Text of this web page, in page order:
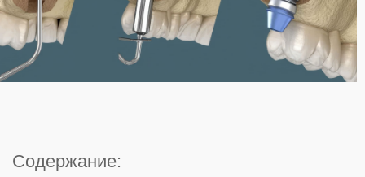
Содержание: